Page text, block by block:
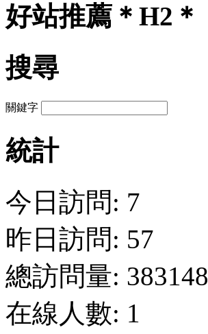
好站推薦＊H2＊
搜尋
關鍵字
統計
今日訪問: 7
昨日訪問: 57
總訪問量: 383148
在線人數: 1